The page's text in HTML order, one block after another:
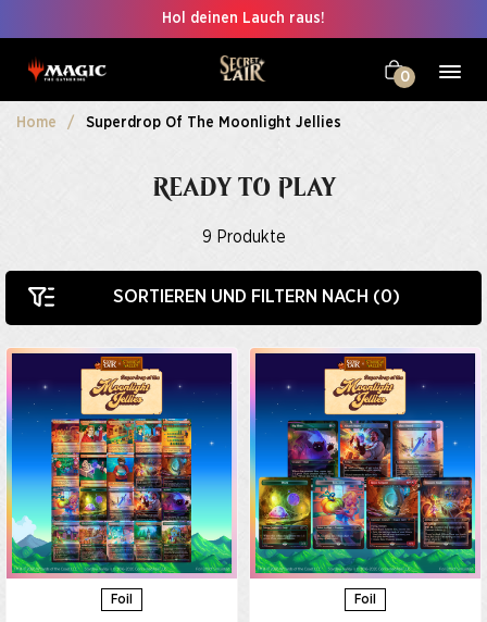
Hol deinen Lauch raus!
0
Home Superdrop Of The Moonlight Jellies
READY TO PLAY
9 Produkte
SORTIEREN UND FILTERN NACH (0)
Foil Foil